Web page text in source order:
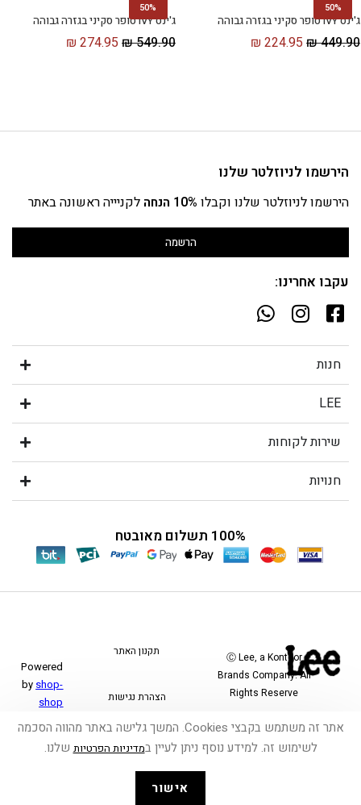
50%
ג'ינס IVY סופר סקיני בגזרה גבוהה
₪449.90
₪ 224.95
50%
ג'ינס IVY סופר סקיני בגזרה גבוהה
₪549.90
₪ 274.95
הירשמו לניוזלטר שלנו
הירשמו לניוזלטר שלנו וקבלו 10% הנחה לקניייה ראשונה באתר
הרשמה
עקבו אחרינו:
חנות
LEE
שירות לקוחות
חנויות
100% תשלום מאובטח
Ⓒ Lee, a Kontoor
Brands Company. All
Rights Reserve
תקנון האתר
הצהרת נגישות
משלוחים והחזרות
פרטיות ואבטחה
Powered
by shop-
shop
אתר זה משתמש בקבצי Cookies. המשך גלישה באתר מהווה הסכמה
לשימוש זה. למידע נוסף ניתן לעיין במדיניות הפרטיות שלנו.
אישור